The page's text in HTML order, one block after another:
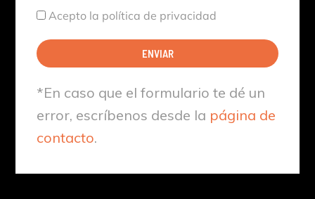
Aceptación
Acepto la política de privacidad
ENVIAR
*En caso que el formulario te dé un
error, escríbenos desde la página de
contacto.